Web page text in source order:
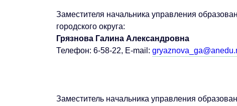
Заместителя начальника управления
городского округа:
Грязнова Галина Александровна
Телефон: 6-58-22, E-mail:
Заместитель начальника управления